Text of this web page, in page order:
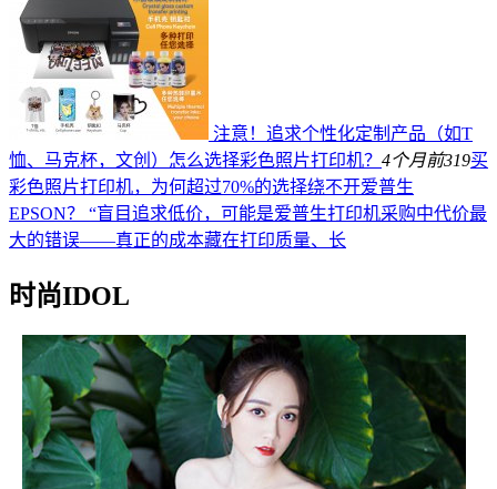
注意！追求个性化定制产品（如T
恤、马克杯，文创）怎么选择彩色照片打印机？ 4个月前319买
彩色照片打印机，为何超过70%的选择绕不开爱普生
EPSON？ “盲目追求低价，可能是爱普生打印机采购中代价最
大的错误——真正的成本藏在打印质量、长
时尚IDOL